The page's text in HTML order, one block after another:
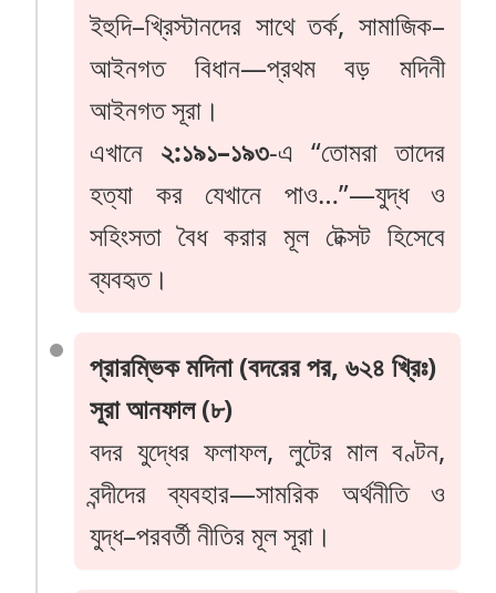
ইহুদি–খ্রিস্টানদের সাথে তর্ক, সামাজিক–
আইনগত বিধান—প্রথম বড় মদিনী
আইনগত সূরা।
এখানে ২:১৯১–১৯৩-এ “তোমরা তাদের
হত্যা কর যেখানে পাও…”—যুদ্ধ ও
সহিংসতা বৈধ করার মূল টেক্সট হিসেবে
ব্যবহৃত।
প্রারম্ভিক মদিনা (বদরের পর, ৬২৪ খ্রিঃ)
সূরা আনফাল (৮)
বদর যুদ্ধের ফলাফল, লুটের মাল বণ্টন,
বন্দীদের ব্যবহার—সামরিক অর্থনীতি ও
যুদ্ধ–পরবর্তী নীতির মূল সূরা।